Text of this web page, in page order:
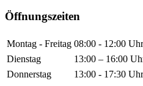
Öffnungszeiten
Montag - Freitag 08:00 - 12:00 Uhr
Dienstag
13:00 – 16:00
Donnerstag
13:00 - 17:30 Uhr